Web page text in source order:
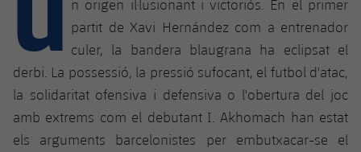
plusicon
més
Instal·lacions
Spotify Camp Nou
SUB13
SUB12
SUB11 A
SUB13 B
SUB12 C
SUB11 C
Entrades
Gameday Shows
Resultats
Base
Barça Atlètic
Junior
Cadet A
Campus Estiu
PLUSICON
MÉS
Primer Equip
plusicon
més
Actualitat
Barça Atlètic
plusicon
més
n origen il·lusionant i victoriós. En el primer
partit de Xavi Hernández com a entrenador
culer, la bandera blaugrana ha eclipsat el
derbi. La possessió, la pressió sufocant, el futbol d'atac,
la solidaritat ofensiva i defensiva o l'obertura del joc
amb extrems com el debutant I. Akhomach han estat
els arguments barcelonistes per embutxacar-se el